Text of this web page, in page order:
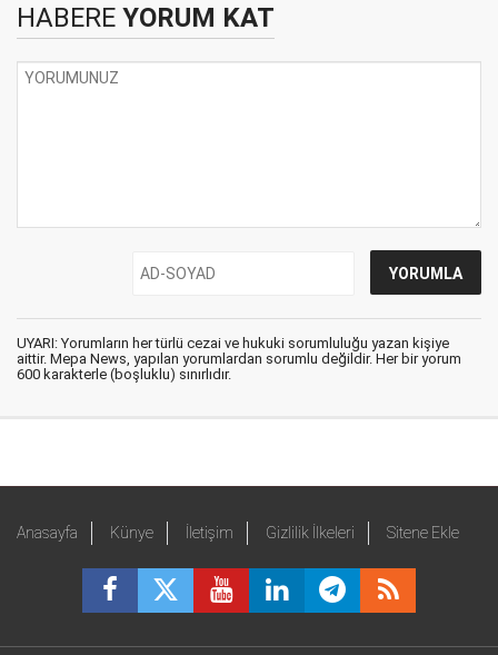
HABERE YORUM KAT
UYARI: Yorumların her türlü cezai ve hukuki sorumluluğu yazan kişiye
aittir. Mepa News, yapılan yorumlardan sorumlu değildir. Her bir yorum
600 karakterle (boşluklu) sınırlıdır.
Anasayfa Künye İletişim Gizlilik İlkeleri Sitene Ekle